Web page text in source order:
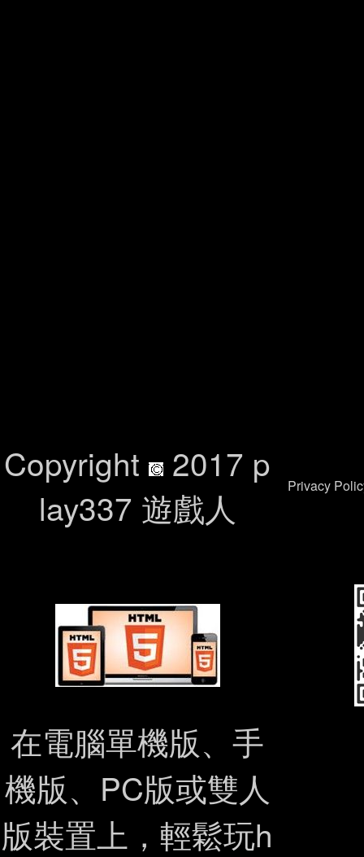
Copyright
2017 p
lay337 遊戲人
Privacy
在電腦單機版、手
機版、PC版或雙人
版裝置上，輕鬆玩h